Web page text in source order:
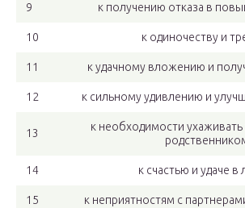
9 к получению отказа в
10 к одиночеству и
11 к удачному вложению и
12 к сильному удивлению и
13
к необходимости
14 к счастью и удаче в
15 к неприятностям с